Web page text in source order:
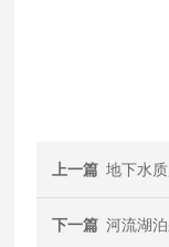
上一篇 地下水
下一篇 河流湖